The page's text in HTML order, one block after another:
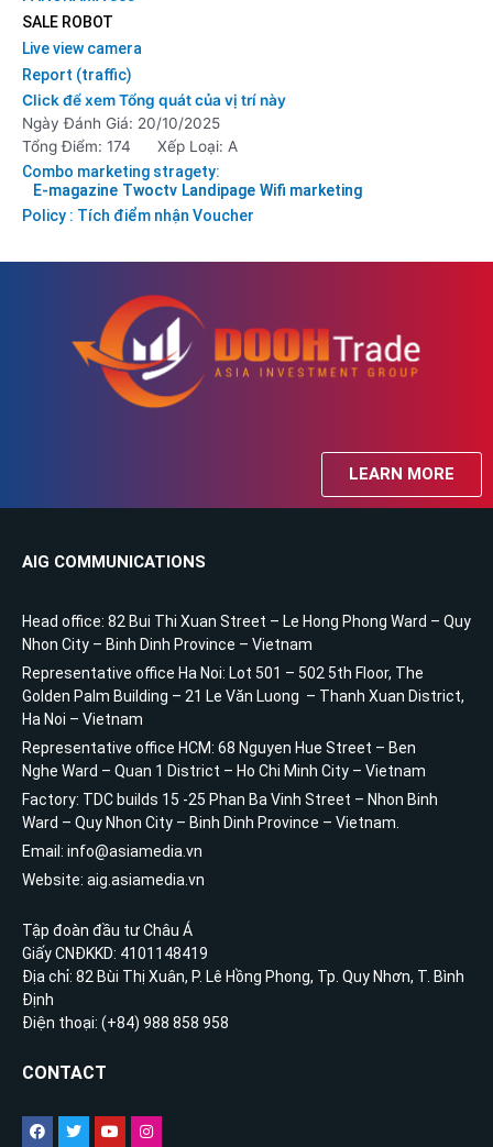
SALE ROBOT
Live view camera
Report (traffic)
Click để xem Tổng quát của vị trí này
Ngày Đánh Giá: 20/10/2025
Tổng Điểm: 174
Xếp Loại: A
Combo marketing stragety:
E-magazine Twoctv Landipage Wifi marketing
Policy : Tích điểm nhận Voucher
LEARN MORE
AIG COMMUNICATIONS
Head office: 82 Bui Thi Xuan Street – Le Hong Phong Ward – Quy
Nhon City – Binh Dinh Province – Vietnam
Representative office Ha Noi: Lot 501 – 502 5th Floor, The
Golden Palm Building – 21 Le Văn Luong – Thanh Xuan District,
Ha Noi – Vietnam
Representative office HCM: 68 Nguyen Hue Street – Ben
Nghe Ward – Quan 1 District – Ho Chi Minh City – Vietnam
Factory: TDC builds 15 -25 Phan Ba Vinh Street – Nhon Binh
Ward – Quy Nhon City – Binh Dinh Province – Vietnam.
Email: info@asiamedia.vn
Website: aig.asiamedia.vn
Tập đoàn đầu tư Châu Á
Giấy CNĐKKD: 4101148419
Địa chỉ: 82 Bùi Thị Xuân, P. Lê Hồng Phong, Tp. Quy Nhơn, T. Bình
Định
Điện thoại: (+84) 988 858 958
CONTACT